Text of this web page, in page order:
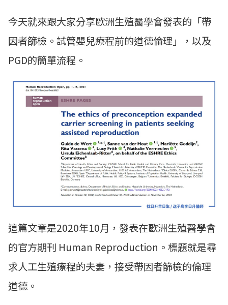
今天就來跟大家分享歐洲生殖醫學會發表的「帶
因者篩檢。試管嬰兒療程前的道德倫理」，以及
PGD的簡單流程。
這篇文章是2020年10月，發表在歐洲生殖醫學會
的官方期刊 Human Reproduction。標題就是尋
求人工生殖療程的夫妻，接受帶因者篩檢的倫理
道德。